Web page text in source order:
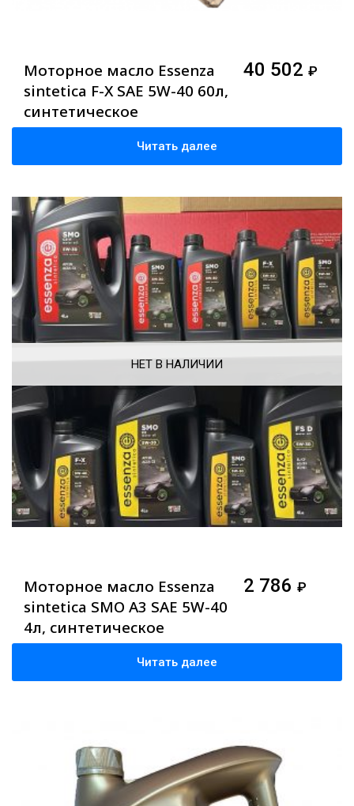
Моторное масло Essenza
sintetica F-X SAE 5W-40 60л,
синтетическое
40 502 ₽
Читать далее
НЕТ В НАЛИЧИИ
Моторное масло Essenza
sintetica SMO A3 SAE 5W-40
4л, синтетическое
2 786 ₽
Читать далее